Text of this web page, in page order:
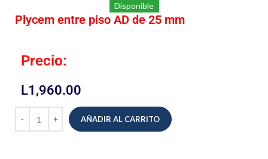
Disponible
Plycem entre piso AD de 25 mm
Precio:
L1,960.00
AÑADIR AL CARRITO